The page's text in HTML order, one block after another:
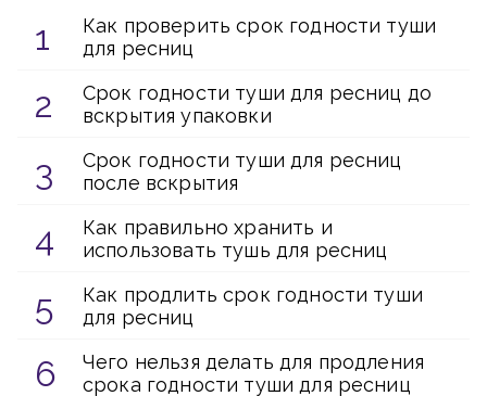
Как проверить срок годности туши
для ресниц
Срок годности туши для ресниц до
вскрытия упаковки
Срок годности туши для ресниц
после вскрытия
Как правильно хранить и
использовать тушь для ресниц
Как продлить срок годности туши
для ресниц
Чего нельзя делать для продления
срока годности туши для ресниц